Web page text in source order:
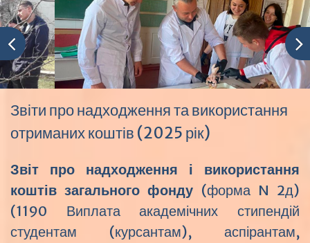
Звіти про надходження та використання
отриманих коштів (2025 рік)
Звіт про надходження і використання
коштів загального фонду (форма N 2д)
(1190 Виплата академічних стипендій
студентам (курсантам), аспірантам,